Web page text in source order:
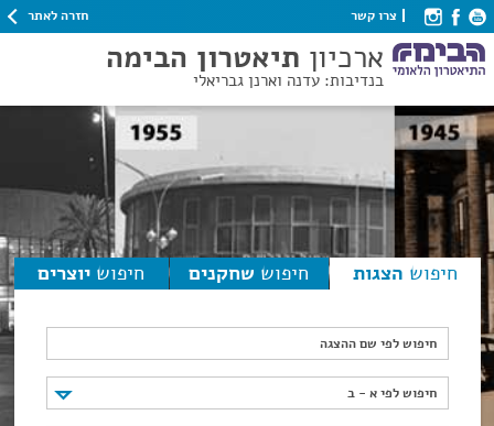
צרו קשר חזרה לאתר
ארכיון תיאטרון הבימה
בנדיבות: עדנה וארנן גבריאלי
חיפוש הצגות חיפוש שחקנים חיפוש יוצרים
חיפוש לפי שם ההצגה
חיפוש לפי א - ב
חיפוש לפי א - ב